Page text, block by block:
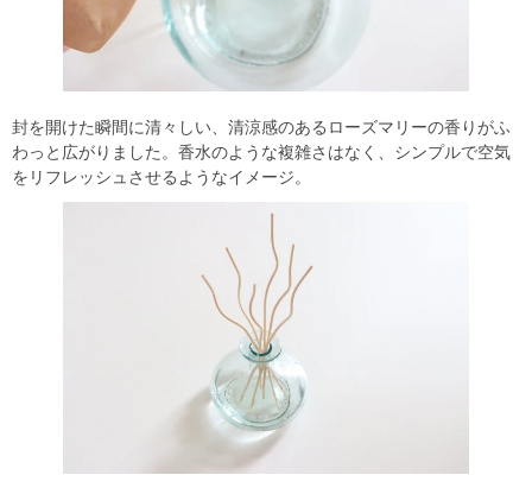
封を開けた瞬間に清々しい、清涼感のあるローズマリーの香りがふ
わっと広がりました。香水のような複雑さはなく、シンプルで空気
をリフレッシュさせるようなイメージ。